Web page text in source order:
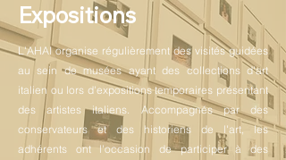
Expositions
L'AHAI organise régulièrement des visités guidées
au sein de musées ayant des collections d'art
italien ou lors d'expositions temporaires présentant
des artistes italiens. Accompagnés par des
conservateurs et des historiens de l'art, les
adhérents ont l'occasion de participer à des